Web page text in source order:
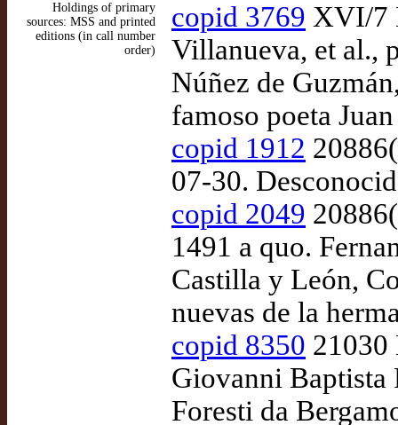
Holdings of primary
sources: MSS and printed
editions (in call number
order)
copid 3769 XVI/7
Villanueva, et al.,
Núñez de
famoso poeta
copid 1912
07-30.
copid 2049
1491 a quo.
Castilla y León,
nuevas de la
copid 8350 21030
Giovanni Baptista
Foresti da